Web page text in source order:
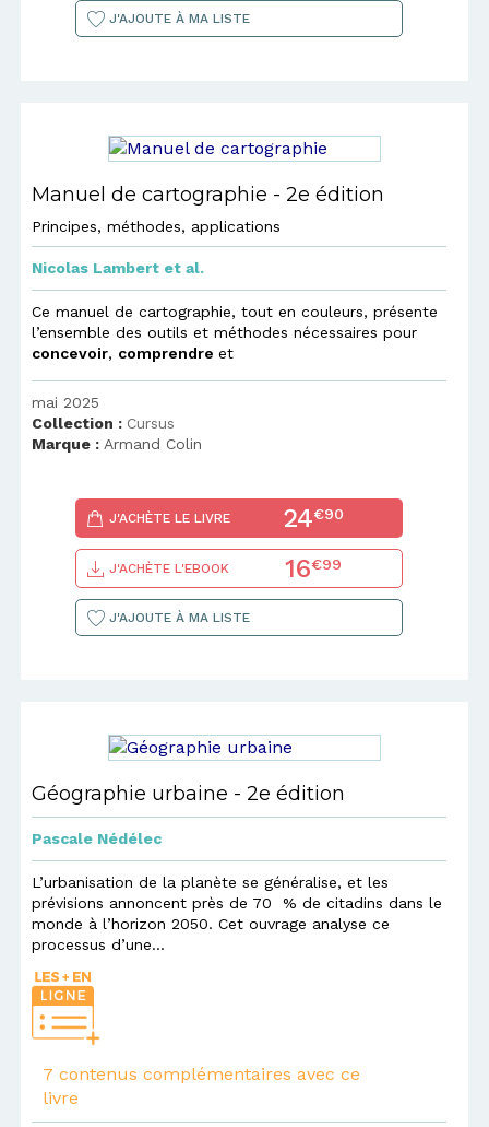
J'AJOUTE À MA LISTE
Manuel de cartographie - 2e édition
Principes, méthodes, applications
Nicolas Lambert et al.
Ce manuel de cartographie, tout en couleurs, présente
l’ensemble des outils et méthodes nécessaires pour
concevoir, comprendreet
mai 2025
Collection : Cursus
Marque : Armand Colin
J'ACHÈTE LE LIVRE 24€90
J'ACHÈTE L'EBOOK 16€99
J'AJOUTE À MA LISTE
Géographie urbaine - 2e édition
Pascale Nédélec
L’urbanisation de la planète se généralise, et les
prévisions annoncent près de 70 % de citadins dans le
monde à l’horizon 2050. Cet ouvrage analyse ce
processus d’une...
7 contenus complémentaires avec ce
livre